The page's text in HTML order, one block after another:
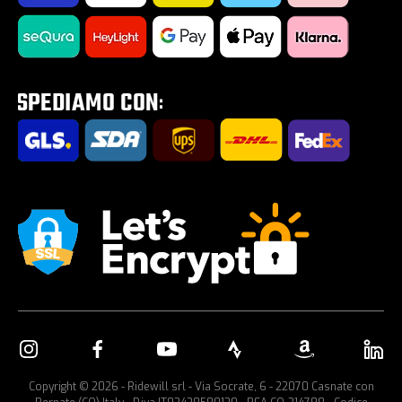
Impostazione Cookies
Road Zone | Tutto per la strada
Saldi estivi 2026
Portabici per auto
Copyright © 2026 - Ridewill srl - Via Socrate, 6 - 22070 Casnate con